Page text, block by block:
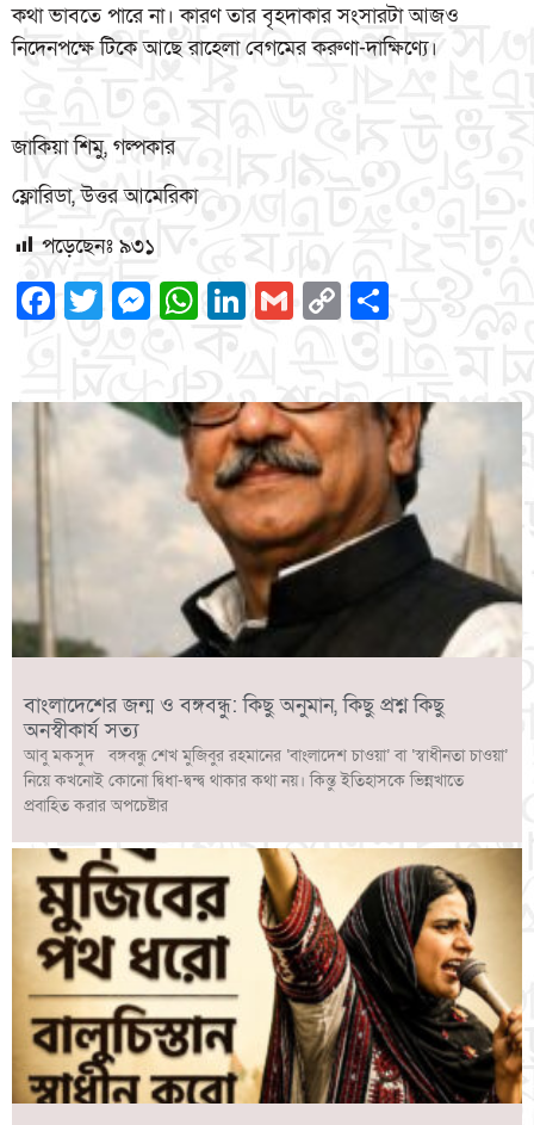
কথা ভাবতে পারে না। কারণ তার বৃহদাকার সংসারটা আজও
নিদেনপক্ষে টিকে আছে রাহেলা বেগমের করুণা-দাক্ষিণ্যে।
জাকিয়া শিমু, গল্পকার
ফ্লোরিডা, উত্তর আমেরিকা
পড়েছেনঃ ৯৩১
Facebook
Twitter
Messenger
WhatsApp
LinkedIn
Gmail
Copy
Link
Share
বাংলাদেশের জন্ম ও বঙ্গবন্ধু: কিছু অনুমান, কিছু প্রশ্ন কিছু
অনস্বীকার্য সত্য
আবু মকসুদ বঙ্গবন্ধু শেখ মুজিবুর রহমানের ‘বাংলাদেশ চাওয়া’ বা ‘স্বাধীনতা চাওয়া’
নিয়ে কখনোই কোনো দ্বিধা-দ্বন্দ্ব থাকার কথা নয়। কিন্তু ইতিহাসকে ভিন্নখাতে
প্রবাহিত করার অপচেষ্টার